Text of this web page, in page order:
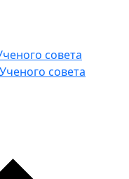
совета
совета